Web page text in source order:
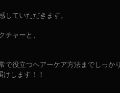
していただきます。
チャーと、
役立つヘアーケア方法までしっか
します！！